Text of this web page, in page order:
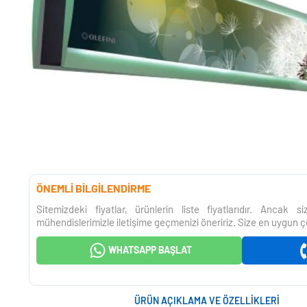
ÖNEMLİ BİLGİLENDİRME
Sitemizdeki fiyatlar, ürünlerin liste fiyatlarıdır. Ancak
mühendislerimizle iletişime geçmenizi öneririz. Size en uygun
WHATSAPP BAŞLAT
ÜRÜN AÇIKLAMA VE ÖZELLIKLERI